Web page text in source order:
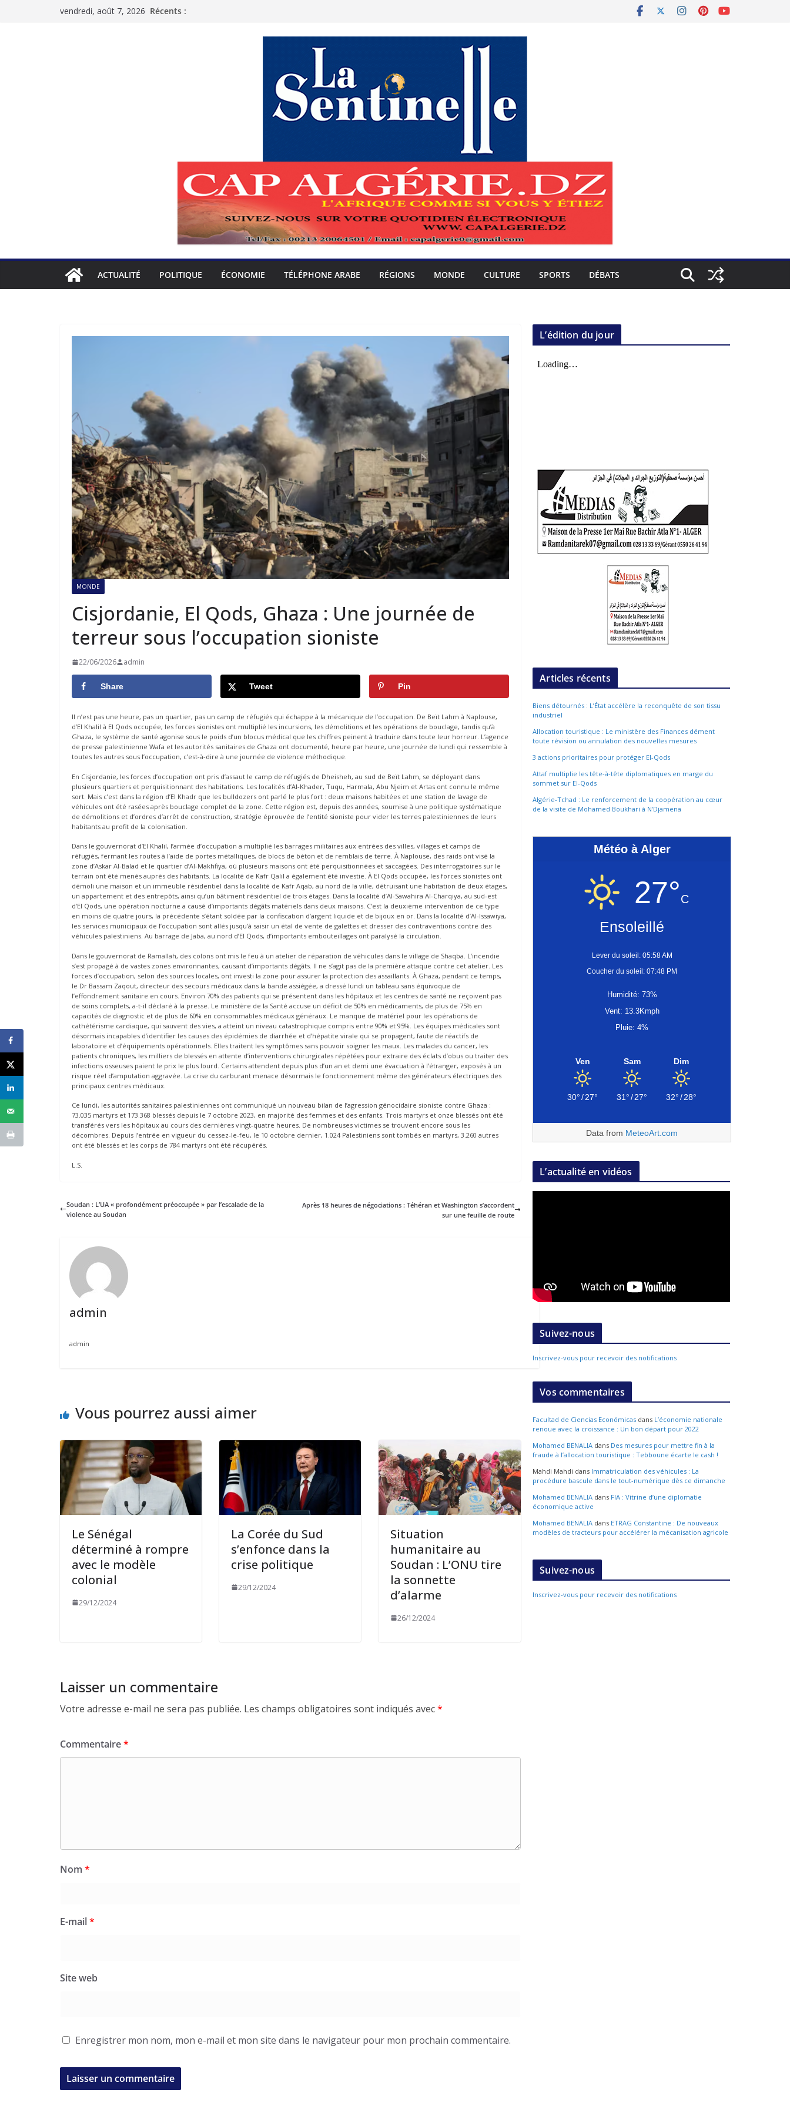
vendredi, août 7, 2026 Récents :
ACTUALITÉ POLITIQUE ÉCONOMIE TÉLÉPHONE ARABE RÉGIONS MONDE CULTURE SPORTS DÉBATS
MONDE
Cisjordanie, El Qods, Ghaza : Une journée de
terreur sous l’occupation sioniste
22/06/2026 admin
Share Tweet Pin
Il n’est pas une heure, pas un quartier, pas un camp de réfugiés qui échappe à la mécanique de l’occupation. De Beït Lahm à Naplouse,
d’El Khalil à El Qods occupée, les forces sionistes ont multiplié les incursions, les démolitions et les opérations de bouclage, tandis qu’à
Ghaza, le système de santé agonise sous le poids d’un blocus médical que les chiffres peinent à traduire dans toute leur horreur. L’agence
de presse palestinienne Wafa et les autorités sanitaires de Ghaza ont documenté, heure par heure, une journée de lundi qui ressemble à
toutes les autres sous l’occupation, c’est-à-dire à une journée de violence méthodique.
En Cisjordanie, les forces d’occupation ont pris d’assaut le camp de réfugiés de Dheisheh, au sud de Beït Lahm, se déployant dans
plusieurs quartiers et perquisitionnant des habitations. Les localités d’Al-Khader, Tuqu, Harmala, Abu Njeim et Artas ont connu le même
sort. Mais c’est dans la région d’El Khadr que les bulldozers ont parlé le plus fort : deux maisons habitées et une station de lavage de
véhicules ont été rasées après bouclage complet de la zone. Cette région est, depuis des années, soumise à une politique systématique
de démolitions et d’ordres d’arrêt de construction, stratégie éprouvée de l’entité sioniste pour vider les terres palestiniennes de leurs
habitants au profit de la colonisation.
Dans le gouvernorat d’El Khalil, l’armée d’occupation a multiplié les barrages militaires aux entrées des villes, villages et camps de
réfugiés, fermant les routes à l’aide de portes métalliques, de blocs de béton et de remblais de terre. À Naplouse, des raids ont visé la
zone d’Askar Al-Balad et le quartier d’Al-Makhfiya, où plusieurs maisons ont été perquisitionnées et saccagées. Des interrogatoires sur le
terrain ont été menés auprès des habitants. La localité de Kafr Qalil a également été investie. À El Qods occupée, les forces sionistes ont
démoli une maison et un immeuble résidentiel dans la localité de Kafr Aqab, au nord de la ville, détruisant une habitation de deux étages,
un appartement et des entrepôts, ainsi qu’un bâtiment résidentiel de trois étages. Dans la localité d’Al-Sawahira Al-Charqiya, au sud-est
d’El Qods, une opération nocturne a causé d’importants dégâts matériels dans deux maisons. C’est la deuxième intervention de ce type
en moins de quatre jours, la précédente s’étant soldée par la confiscation d’argent liquide et de bijoux en or. Dans la localité d’Al-Issawiya,
les services municipaux de l’occupation sont allés jusqu’à saisir un étal de vente de galettes et dresser des contraventions contre des
véhicules palestiniens. Au barrage de Jaba, au nord d’El Qods, d’importants embouteillages ont paralysé la circulation.
Dans le gouvernorat de Ramallah, des colons ont mis le feu à un atelier de réparation de véhicules dans le village de Shaqba. L’incendie
s’est propagé à de vastes zones environnantes, causant d’importants dégâts. Il ne s’agit pas de la première attaque contre cet atelier. Les
forces d’occupation, selon des sources locales, ont investi la zone pour assurer la protection des assaillants. À Ghaza, pendant ce temps,
le Dr Bassam Zaqout, directeur des secours médicaux dans la bande assiégée, a dressé lundi un tableau sans équivoque de
l’effondrement sanitaire en cours. Environ 70% des patients qui se présentent dans les hôpitaux et les centres de santé ne reçoivent pas
de soins complets, a-t-il déclaré à la presse. Le ministère de la Santé accuse un déficit de 50% en médicaments, de plus de 75% en
capacités de diagnostic et de plus de 60% en consommables médicaux généraux. Le manque de matériel pour les opérations de
cathétérisme cardiaque, qui sauvent des vies, a atteint un niveau catastrophique compris entre 90% et 95%. Les équipes médicales sont
désormais incapables d’identifier les causes des épidémies de diarrhée et d’hépatite virale qui se propagent, faute de réactifs de
laboratoire et d’équipements opérationnels. Elles traitent les symptômes sans pouvoir soigner les maux. Les malades du cancer, les
patients chroniques, les milliers de blessés en attente d’interventions chirurgicales répétées pour extraire des éclats d’obus ou traiter des
infections osseuses paient le prix le plus lourd. Certains attendent depuis plus d’un an et demi une évacuation à l’étranger, exposés à un
risque réel d’amputation aggravée. La crise du carburant menace désormais le fonctionnement même des générateurs électriques des
principaux centres médicaux.
Ce lundi, les autorités sanitaires palestiniennes ont communiqué un nouveau bilan de l’agression génocidaire sioniste contre Ghaza :
73.035 martyrs et 173.368 blessés depuis le 7 octobre 2023, en majorité des femmes et des enfants. Trois martyrs et onze blessés ont été
transférés vers les hôpitaux au cours des dernières vingt-quatre heures. De nombreuses victimes se trouvent encore sous les
décombres. Depuis l’entrée en vigueur du cessez-le-feu, le 10 octobre dernier, 1.024 Palestiniens sont tombés en martyrs, 3.260 autres
ont été blessés et les corps de 784 martyrs ont été récupérés.
L.S.
Soudan : L’UA « profondément préoccupée » par l’escalade de la
violence au Soudan
Après 18 heures de négociations : Téhéran et Washington s’accordent
sur une feuille de route
admin
admin
Vous pourrez aussi aimer
Le Sénégal
déterminé à rompre
avec le modèle
colonial
29/12/2024
La Corée du Sud
s’enfonce dans la
crise politique
29/12/2024
Situation
humanitaire au
Soudan : L’ONU tire
la sonnette
d’alarme
26/12/2024
Laisser un commentaire
Votre adresse e-mail ne sera pas publiée. Les champs obligatoires sont indiqués avec*
Commentaire*
Nom *
E-mail*
Site web
Enregistrer mon nom, mon e-mail et mon site dans le navigateur pour mon prochain commentaire.
L’édition du jour
Articles récents
Biens détournés : L’État accélère la reconquête de son tissu
industriel
Allocation touristique : Le ministère des Finances dément
toute révision ou annulation des nouvelles mesures
3 actions prioritaires pour protéger El-Qods
Attaf multiplie les tête-à-tête diplomatiques en marge du
sommet sur El-Qods
Algérie-Tchad : Le renforcement de la coopération au cœur
de la visite de Mohamed Boukhari à N’Djamena
Météo à Alger
27°C
Ensoleillé
Lever du soleil: 05:58 AM
Coucher du soleil: 07:48 PM
Humidité: 73%
Vent: 13.3Kmph
Pluie: 4%
Ven
30°/27°
Sam
31°/27°
Dim
32°/28°
Data from MeteoArt.com
L’actualité en vidéos
Suivez-nous
Inscrivez-vous pour recevoir des notifications
Vos commentaires
Facultad de Ciencias Económicas dans L’économie nationale
renoue avec la croissance : Un bon départ pour 2022
Mohamed BENALIA dans Des mesures pour mettre fin à la
fraude à l’allocation touristique : Tebboune écarte le cash !
Mahdi Mahdi dans Immatriculation des véhicules : La
procédure bascule dans le tout-numérique dès ce dimanche
Mohamed BENALIA dans FIA : Vitrine d’une diplomatie
économique active
Mohamed BENALIA dans ETRAG Constantine : De nouveaux
modèles de tracteurs pour accélérer la mécanisation agricole
Suivez-nous
Inscrivez-vous pour recevoir des notifications